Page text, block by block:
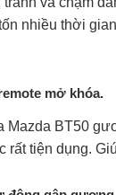
nhiều thời
mở khóa.
Mazda BT50
rất tiện dụng.